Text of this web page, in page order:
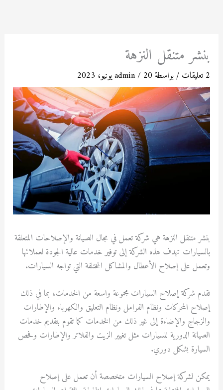
بنشر متنقل النزهة
2 تعليقات / بواسطة admin/ 20 يونيو، 2023
بنشر متنقل النزهة هي شركة تعمل في مجال الصيانة والإصلاحات المتعلقة
بالسيارات تهدف هذه الشركة إلى توفير خدمات عالية الجودة لعملائها
وتعمل على إصلاح الأعطال والمشاكل المختلفة التي تواجه السيارات.
تقدم شركة إصلاح السيارات مجموعة واسعة من الخدمات، بما في ذلك
إصلاح المحركات ونظام الفرامل ونظام التعليق والكهرباء والإطارات
والزجاج والإضاءة إلى غير ذلك من الخدمات كما تقوم بتقديم خدمات
الصيانة الدورية للسيارات مثل تغيير الزيت والفلاتر والإطارات وفحص
السيارة بشكل دوري.
يمكن لشركة إصلاح السيارات متخصصة أن تعمل على إصلاح